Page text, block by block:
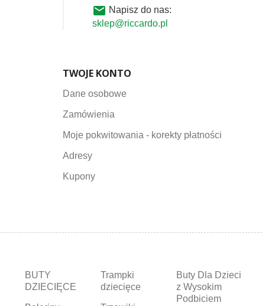
email Napisz do nas:
sklep@riccardo.pl
TWOJE KONTO
Dane osobowe
Zamówienia
Moje pokwitowania - korekty płatności
Adresy
Kupony
BUTY
DZIECIĘCE
Trampki
dziecięce
Buty Dla Dzieci
z Wysokim
Podbiciem